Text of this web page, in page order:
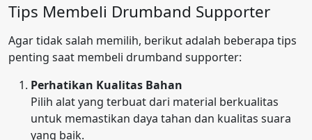
Tips Membeli Drumband Supporter
Agar tidak salah memilih, berikut adalah beberapa tips
penting saat membeli drumband supporter:
Perhatikan Kualitas Bahan
Pilih alat yang terbuat dari material berkualitas
untuk memastikan daya tahan dan kualitas suara
yang baik.